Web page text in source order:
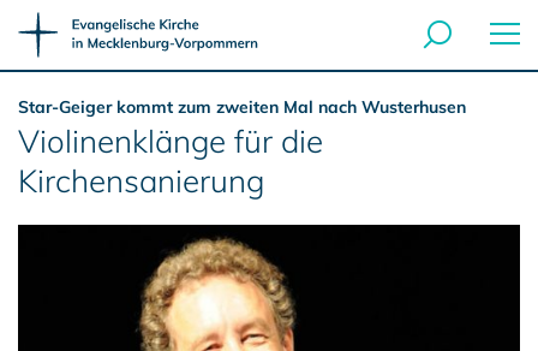
Star-Geiger kommt zum zweiten Mal nach Wusterhusen
Violinenklänge für die
Kirchensanierung